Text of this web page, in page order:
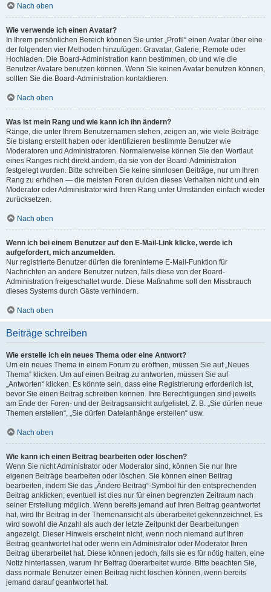
Nach oben
Wie verwende ich einen Avatar?
In Ihrem persönlichen Bereich können Sie unter „Profil“ einen Avatar über eine
der folgenden vier Methoden hinzufügen: Gravatar, Galerie, Remote oder
Hochladen. Die Board-Administration kann bestimmen, ob und wie die
Benutzer Avatare benutzen können. Wenn Sie keinen Avatar benutzen können,
sollten Sie die Board-Administration kontaktieren.
Nach oben
Was ist mein Rang und wie kann ich ihn ändern?
Ränge, die unter Ihrem Benutzernamen stehen, zeigen an, wie viele Beiträge
Sie bislang erstellt haben oder identifizieren bestimmte Benutzer wie
Moderatoren und Administratoren. Normalerweise können Sie den Wortlaut
eines Ranges nicht direkt ändern, da sie von der Board-Administration
festgelegt wurden. Bitte schreiben Sie keine sinnlosen Beiträge, nur um Ihren
Rang zu erhöhen — die meisten Foren dulden dieses Verhalten nicht und ein
Moderator oder Administrator wird Ihren Rang unter Umständen einfach wieder
zurücksetzen.
Nach oben
Wenn ich bei einem Benutzer auf den E-Mail-Link klicke, werde ich
aufgefordert, mich anzumelden.
Nur registrierte Benutzer dürfen die foreninterne E-Mail-Funktion für
Nachrichten an andere Benutzer nutzen, falls diese von der Board-
Administration freigeschaltet wurde. Diese Maßnahme soll den Missbrauch
dieses Systems durch Gäste verhindern.
Nach oben
Beiträge schreiben
Wie erstelle ich ein neues Thema oder eine Antwort?
Um ein neues Thema in einem Forum zu eröffnen, müssen Sie auf „Neues
Thema“ klicken. Um auf einen Beitrag zu antworten, müssen Sie auf
„Antworten“ klicken. Es könnte sein, dass eine Registrierung erforderlich ist,
bevor Sie einen Beitrag schreiben können. Ihre Berechtigungen sind jeweils
am Ende der Foren- und der Beitragsansicht aufgelistet. Z. B. „Sie dürfen neue
Themen erstellen“, „Sie dürfen Dateianhänge erstellen“ usw.
Nach oben
Wie kann ich einen Beitrag bearbeiten oder löschen?
Wenn Sie nicht Administrator oder Moderator sind, können Sie nur Ihre
eigenen Beiträge bearbeiten oder löschen. Sie können einen Beitrag
bearbeiten, indem Sie das „Ändere Beitrag“-Symbol für den entsprechenden
Beitrag anklicken; eventuell ist dies nur für einen begrenzten Zeitraum nach
seiner Erstellung möglich. Wenn bereits jemand auf Ihren Beitrag geantwortet
hat, wird Ihr Beitrag in der Themenansicht als überarbeitet gekennzeichnet. Es
wird sowohl die Anzahl als auch der letzte Zeitpunkt der Bearbeitungen
angezeigt. Dieser Hinweis erscheint nicht, wenn noch niemand auf Ihren
Beitrag geantwortet hat oder wenn ein Administrator oder Moderator Ihren
Beitrag überarbeitet hat. Diese können jedoch, falls sie es für nötig halten, eine
Notiz hinterlassen, warum Ihr Beitrag überarbeitet wurde. Bitte beachten Sie,
dass normale Benutzer einen Beitrag nicht löschen können, wenn bereits
jemand darauf geantwortet hat.